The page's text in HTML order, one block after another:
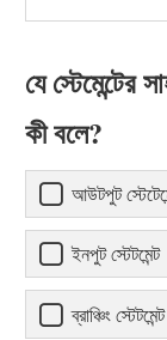
যে স্টেমেন্টের
কী বলে?
আউটপুট
ইনপুট স্টেটমেন্ট
ব্রাঞ্চিং স্টেটমেন্ট